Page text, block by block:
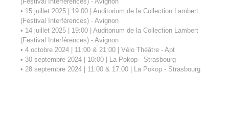
• 15 juillet 2025 | 19:00 | Auditorium de la Collection Lambert
(Festival Interférences) - Avignon
• 14 juillet 2025 | 19:00 | Auditorium de la Collection Lambert
(Festival Interférences) - Avignon
• 4 octobre 2024 | 11:00 & 21:00 | Vélo Théâtre - Apt
• 30 septembre 2024 | 10:00 | La Pokop - Strasbourg
• 28 septembre 2024 | 11:00 & 17:00 | La Pokop - Strasbourg